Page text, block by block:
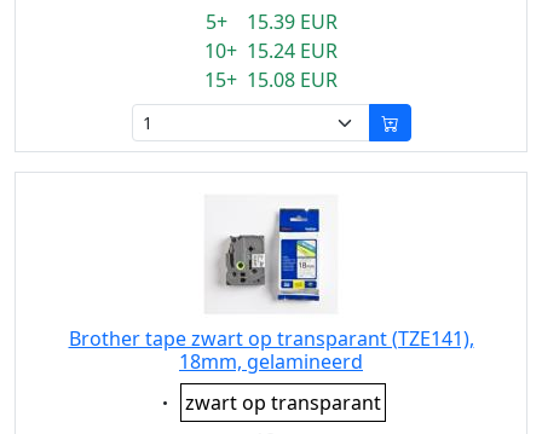
5+ 15.39 EUR
10+ 15.24 EUR
15+ 15.08 EUR
Brother tape zwart op transparant (TZE141),
18mm, gelamineerd
Eigenschaft:
zwart op transparant